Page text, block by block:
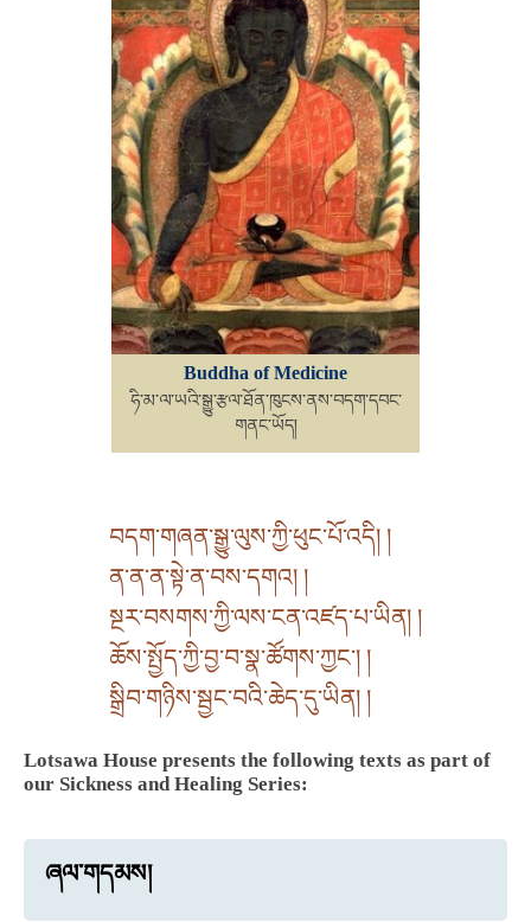
Buddha of Medicine
ཧི་མ་ལ་ཡའི་སྒྱུ་རྩལ་ཐོན་ཁུངས་ནས་བདག་དབང་
གནང་ཡོད།
བདག་གཞན་སྒྱུ་ལུས་ཀྱི་ཕུང་པོ་འདི། །
ན་ན་ན་སྟེ་ན་བས་དགའ། །
སྔར་བསགས་ཀྱི་ལས་ངན་འཛད་པ་ཡིན། །
ཆོས་སྤྱོད་ཀྱི་བྱ་བ་སྣ་ཚོགས་ཀྱང་། །
སྒྲིབ་གཉིས་སྦྱང་བའི་ཆེད་དུ་ཡིན། །
Lotsawa House presents the following texts as part of
our Sickness and Healing Series:
ཞལ་གདམས།